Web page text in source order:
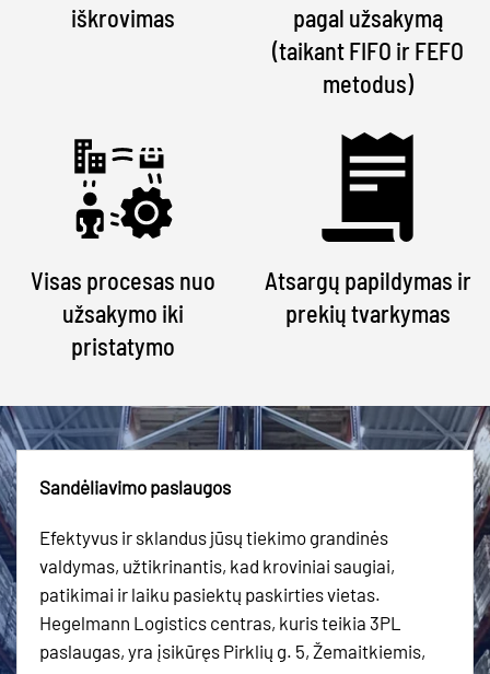
iškrovimas
pagal užsakymą
(taikant FIFO ir FEFO
metodus)
Visas procesas nuo
užsakymo iki
pristatymo
Atsargų papildymas ir
prekių tvarkymas
Sandėliavimo paslaugos
Efektyvus ir sklandus jūsų tiekimo grandinės
valdymas, užtikrinantis, kad kroviniai saugiai,
patikimai ir laiku pasiektų paskirties vietas.
Hegelmann Logistics centras, kuris teikia 3PL
paslaugas, yra įsikūręs Pirklių g. 5, Žemaitkiemis,